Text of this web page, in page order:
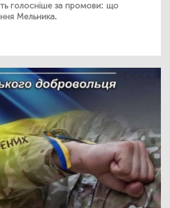
голосніше за промови: що
Мельника.